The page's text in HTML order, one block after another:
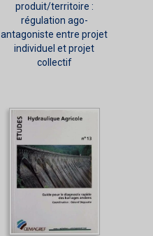
produit/territoire :
régulation ago-
antagoniste entre projet
individuel et projet
collectif